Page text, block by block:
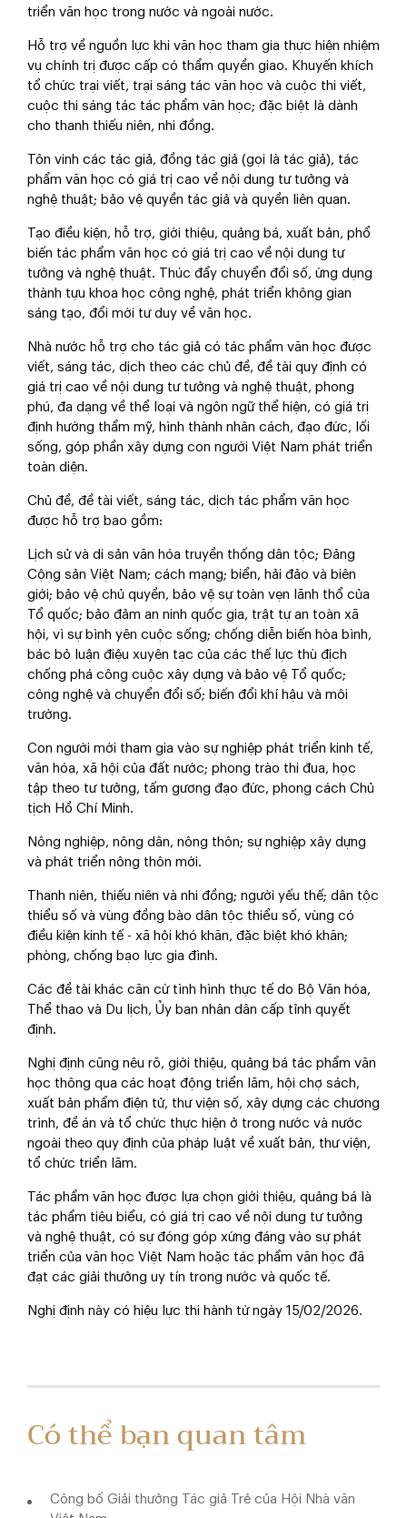
triển văn học trong nước và ngoài nước.
Hỗ trợ về nguồn lực khi văn học tham gia thực hiện nhiệm
vụ chính trị được cấp có thẩm quyền giao. Khuyến khích
tổ chức trại viết, trại sáng tác văn học và cuộc thi viết,
cuộc thi sáng tác tác phẩm văn học; đặc biệt là dành
cho thanh thiếu niên, nhi đồng.
Tôn vinh các tác giả, đồng tác giả (gọi là tác giả), tác
phẩm văn học có giá trị cao về nội dung tư tưởng và
nghệ thuật; bảo vệ quyền tác giả và quyền liên quan.
Tạo điều kiện, hỗ trợ, giới thiệu, quảng bá, xuất bản, phổ
biến tác phẩm văn học có giá trị cao về nội dung tư
tưởng và nghệ thuật. Thúc đẩy chuyển đổi số, ứng dụng
thành tựu khoa học công nghệ, phát triển không gian
sáng tạo, đổi mới tư duy về văn học.
Nhà nước hỗ trợ cho tác giả có tác phẩm văn học được
viết, sáng tác, dịch theo các chủ đề, đề tài quy định có
giá trị cao về nội dung tư tưởng và nghệ thuật, phong
phú, đa dạng về thể loại và ngôn ngữ thể hiện, có giá trị
định hướng thẩm mỹ, hình thành nhân cách, đạo đức, lối
sống, góp phần xây dựng con người Việt Nam phát triển
toàn diện.
Chủ đề, đề tài viết, sáng tác, dịch tác phẩm văn học
được hỗ trợ bao gồm:
Lịch sử và di sản văn hóa truyền thống dân tộc; Đảng
Cộng sản Việt Nam; cách mạng; biển, hải đảo và biên
giới; bảo vệ chủ quyền, bảo vệ sự toàn vẹn lãnh thổ của
Tổ quốc; bảo đảm an ninh quốc gia, trật tự an toàn xã
hội, vì sự bình yên cuộc sống; chống diễn biến hòa bình,
bác bỏ luận điệu xuyên tạc của các thế lực thù địch
chống phá công cuộc xây dựng và bảo vệ Tổ quốc;
công nghệ và chuyển đổi số; biến đổi khí hậu và môi
trường.
Con người mới tham gia vào sự nghiệp phát triển kinh tế,
văn hóa, xã hội của đất nước; phong trào thi đua, học
tập theo tư tưởng, tấm gương đạo đức, phong cách Chủ
tịch Hồ Chí Minh.
Nông nghiệp, nông dân, nông thôn; sự nghiệp xây dựng
và phát triển nông thôn mới.
Thanh niên, thiếu niên và nhi đồng; người yếu thế; dân tộc
thiểu số và vùng đồng bào dân tộc thiểu số, vùng có
điều kiện kinh tế - xã hội khó khăn, đặc biệt khó khăn;
phòng, chống bạo lực gia đình.
Các đề tài khác căn cứ tình hình thực tế do Bộ Văn hóa,
Thể thao và Du lịch, Ủy ban nhân dân cấp tỉnh quyết
định.
Nghị định cũng nêu rõ, giới thiệu, quảng bá tác phẩm văn
học thông qua các hoạt động triển lãm, hội chợ sách,
xuất bản phẩm điện tử, thư viện số, xây dựng các chương
trình, đề án và tổ chức thực hiện ở trong nước và nước
ngoài theo quy định của pháp luật về xuất bản, thư viện,
tổ chức triển lãm.
Tác phẩm văn học được lựa chọn giới thiệu, quảng bá là
tác phẩm tiêu biểu, có giá trị cao về nội dung tư tưởng
và nghệ thuật, có sự đóng góp xứng đáng vào sự phát
triển của văn học Việt Nam hoặc tác phẩm văn học đã
đạt các giải thưởng uy tín trong nước và quốc tế.
Nghị định này có hiệu lực thi hành từ ngày 15/02/2026.
Có thể bạn quan tâm
Công bố Giải thưởng Tác giả Trẻ của Hội Nhà văn